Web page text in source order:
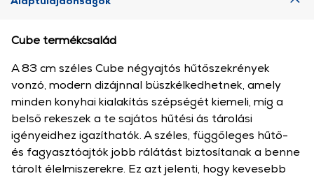
Cube termékcsalád
A 83 cm széles Cube négyajtós hűtőszekrények
vonzó, modern dizájnnal büszkélkedhetnek, amely
minden konyhai kialakítás szépségét kiemeli, míg a
belső rekeszek a te sajátos hűtési ás tárolási
igényeidhez igazíthatók. A széles, függőleges hűtő-
és fagyasztóajtók jobb rálátást biztosítanak a benne
tárolt élelmiszerekre. Ez azt jelenti, hogy kevesebb